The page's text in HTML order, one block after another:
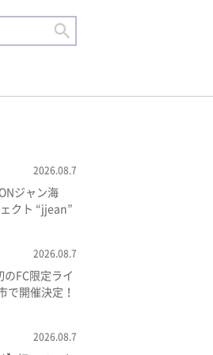
2026.08.7
ジャン海
クト “jjean”
2026.08.7
のFC限定ライ
で開催決定！
2026.08.7